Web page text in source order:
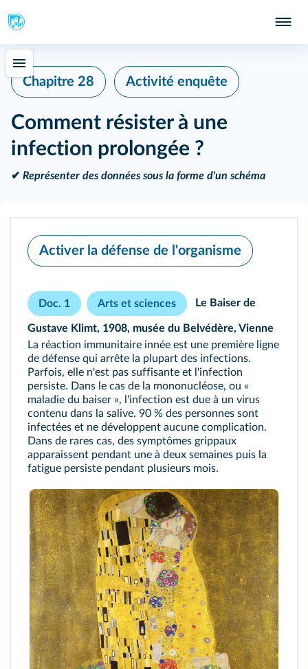
Chapitre 28 Activité enquête
Comment résister à une
infection prolongée ?
✔ Représenter des données sous la forme d'un schéma
Activer la défense de l'organisme
Doc. 1 Arts et sciences Le Baiser de
Gustave Klimt, 1908, musée du Belvédère, Vienne
La réaction immunitaire innée est une première ligne
de défense qui arrête la plupart des infections.
Parfois, elle n'est pas suffisante et l'infection
persiste. Dans le cas de la mononucléose, ou «
maladie du baiser », l'infection est due à un virus
contenu dans la salive. 90 % des personnes sont
infectées et ne développent aucune complication.
Dans de rares cas, des symptômes grippaux
apparaissent pendant une à deux semaines puis la
fatigue persiste pendant plusieurs mois.